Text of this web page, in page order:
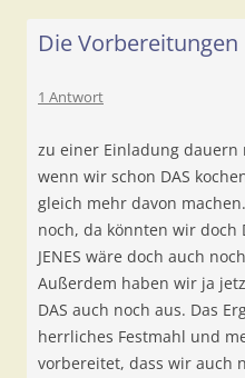
Die Vorbereitungen
1 Antwort
zu einer Einladung dauern
wenn wir schon DAS
gleich mehr davon
noch, da könnten wir doch
JENES wäre doch auch
Außerdem haben wir ja
DAS auch noch aus. Das
herrliches Festmahl und
vorbereitet, dass wir auch